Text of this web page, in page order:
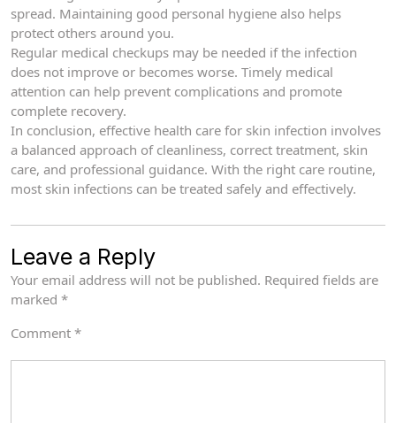
spread. Maintaining good personal hygiene also helps
protect others around you.
Regular medical checkups may be needed if the infection
does not improve or becomes worse. Timely medical
attention can help prevent complications and promote
complete recovery.
In conclusion, effective health care for skin infection involves
a balanced approach of cleanliness, correct treatment, skin
care, and professional guidance. With the right care routine,
most skin infections can be treated safely and effectively.
Leave a Reply
Your email address will not be published. Required fields are
marked *
Comment *